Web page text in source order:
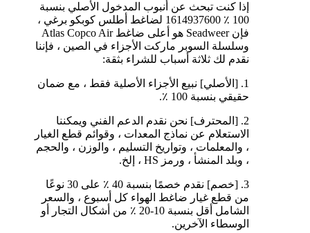
إذا كنت تبحث عن أنبوب المدخول الأصلي بنسبة
100 ٪ 1614937600 لضاغط أطلس كوبكو برغي ،
فإن Seadweer هو أعلى ضاغط Atlas Copco Air
وسلسلة السوبر ماركت الأجزاء في الصين ، فإننا
نقدم لك ثلاثة أسباب للشراء بثقة:
1. [الأصلي] نبيع الأجزاء الأصلية فقط ، مع ضمان
حقيقي بنسبة 100 ٪.
2. [المحترف] نحن نقدم الدعم الفني ويمكننا
الاستعلام عن نماذج المعدات ، وقوائم قطع الغيار
، والمعلمات ، وتواريخ التسليم ، والوزن ، والحجم
، وبلد المنشأ ، ورمز HS ، إلخ.
3. [خصم] نقدم خصمًا بنسبة 40 ٪ على 30 نوعًا
من قطع غيار ضاغط الهواء كل أسبوع ، والسعر
الشامل أقل بنسبة 10-20 ٪ من أشكال التجار أو
الوسطاء الآخرين.